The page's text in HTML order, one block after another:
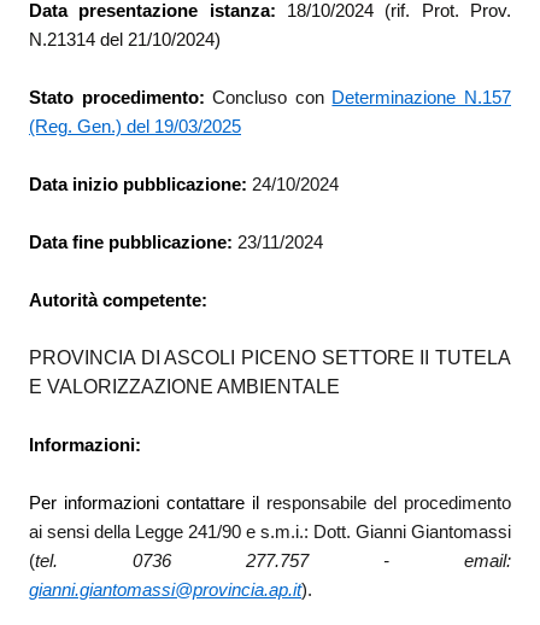
Data presentazione istanza: 18/10/2024
(rif. Prot. Prov.
N.21314 del 21/10/2024)
Stato procedimento:Concluso con Determinazione N.157
(Reg. Gen.) del 19/03/2025
Data inizio pubblicazione: 24/10/2024
Data fine pubblicazione: 23/11/2024
Autorità competente:
PROVINCIA DI ASCOLI PICENO SETTORE II TUTELA
E VALORIZZAZIONE AMBIENTALE
Informazioni:
Per informazioni contattare il responsabile del procedimento
ai sensi della Legge 241/90 e s.m.i.: Dott. Gianni Giantomassi
(tel. 0736 277.757 - email:
gianni.giantomassi@provincia.ap.it).